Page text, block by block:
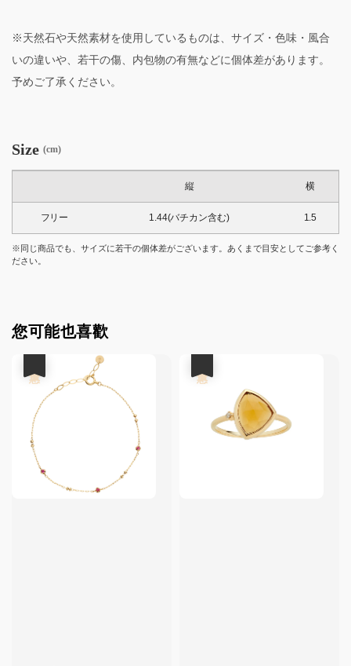
※天然石や天然素材を使用しているものは、サイズ・色味・風合
いの違いや、若干の傷、内包物の有無などに個体差があります。
予めご了承ください。
Size (cm)
縦 横
フリー 1.44(バチカン含む) 1.5
※同じ商品でも、サイズに若干の個体差がございます。あくまで目安としてご参考く
ださい。
您可能也喜歡